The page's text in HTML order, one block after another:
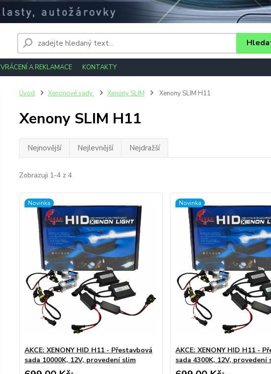
VRÁCENÍ A REKLAMACE KONTAKTY
Úvod Xenonové sady Xenony SLIM Xenony SLIM H11
Xenony SLIM H11
Nejnovější Nejlevnější Nejdražší
Zobrazuji 1-4 z 4
Novinka
AKCE: XENONY HID H11 - Přestavbová
sada 10000K, 12V, provedení slim
Novinka
AKCE: XENONY HID H11 -
sada 4300K, 12V, provedení